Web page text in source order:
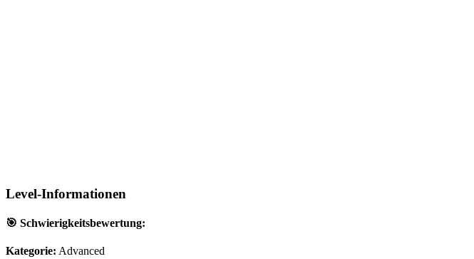
Level-Informationen
🎯 Schwierigkeitsbewertung:
Kategorie: Advanced